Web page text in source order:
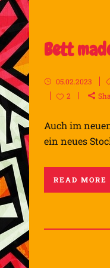
Bett
05.02.2023
2
Auch im
ein neues
READ MORE